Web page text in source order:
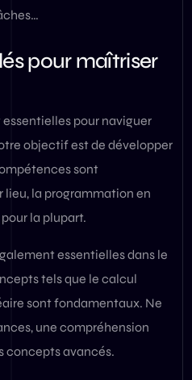
pour maîtriser
pour naviguer
objectif est de développer
sont
la programmation en
la plupart.
essentielles dans le
tels que le calcul
sont fondamentaux. Ne
une compréhension
concepts avancés.